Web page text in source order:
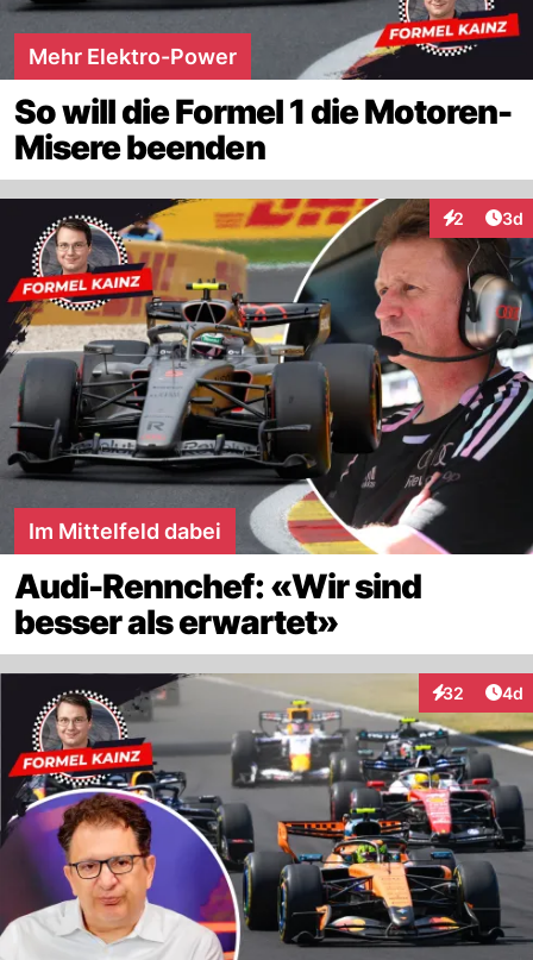
Mehr Elektro-Power
So will die Formel 1 die Motoren-
Misere beenden
2 3d
Im Mittelfeld dabei
Audi-Rennchef: «Wir sind
besser als erwartet»
32
Interaktionen
4d